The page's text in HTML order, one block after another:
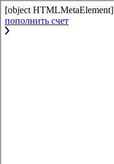
[object HTMLMetaElement]
пополнить счет